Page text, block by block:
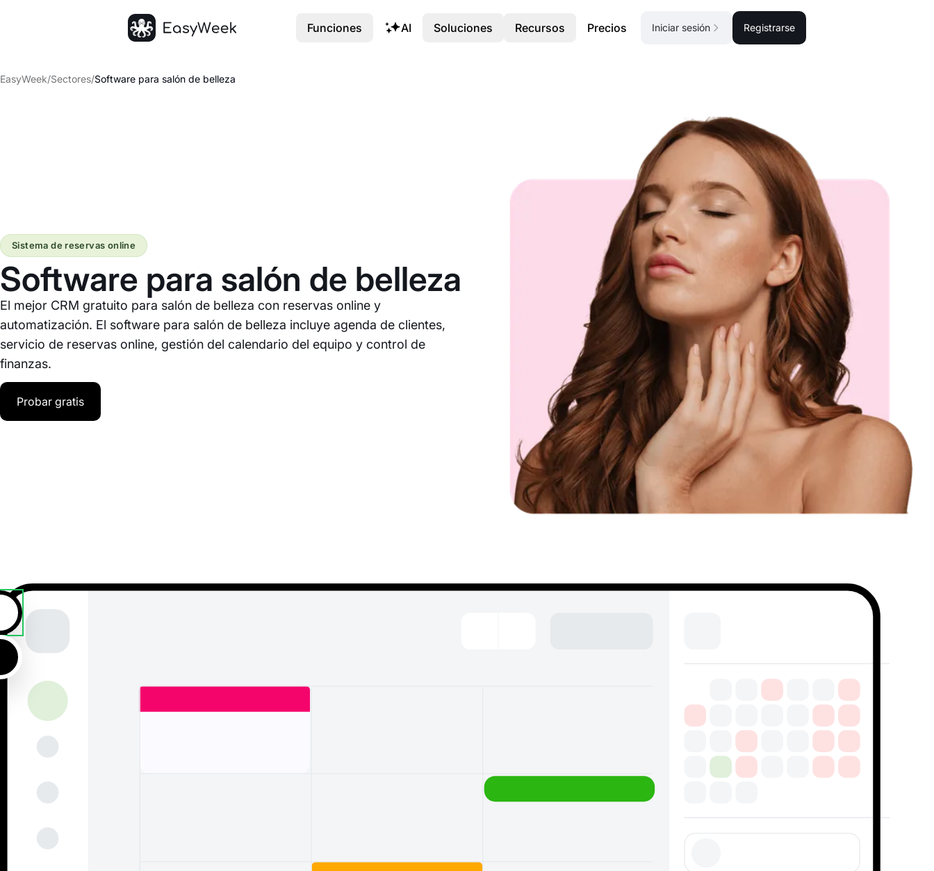
EasyWeek/Sectores/Software para salón de belleza
Software para salón de belleza
El mejor CRM gratuito para salón de belleza con reservas online y
automatización. El software para salón de belleza incluye agenda de clientes,
servicio de reservas online, gestión del calendario del equipo y control de
finanzas.
Sistema de reservas online
Probar gratis
Funciones AI Soluciones Recursos Precios Iniciar sesión Registrarse